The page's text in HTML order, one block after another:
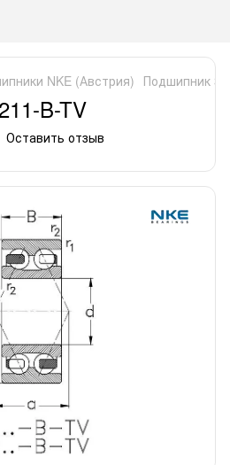
NKE (Австрия) Подшипник
B-TV
Оставить отзыв